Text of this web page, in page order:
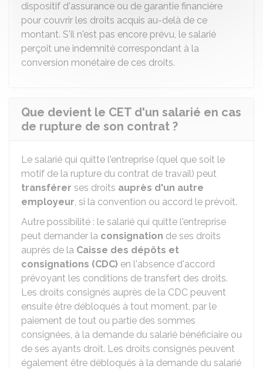
dispositif d'assurance ou de garantie financière
pour couvrir les droits acquis au-delà de ce
montant. S'il n'est pas encore prévu, le salarié
perçoit une indemnité correspondant à la
conversion monétaire de ces droits.
Que devient le CET d'un salarié en cas
de rupture de son contrat ?
Le salarié qui quitte l'entreprise (quel que soit le
motif de la rupture du contrat de travail) peut
transférer ses droits auprès d'un autre
employeur, si la convention ou accord le prévoit.
Autre possibilité : le salarié qui quitte l'entreprise
peut demander la consignation de ses droits
auprès de la Caisse des dépôts et
consignations (CDC) en l'absence d'accord
prévoyant les conditions de transfert des droits.
Les droits consignés auprès de la CDC peuvent
ensuite être débloqués à tout moment, par le
paiement de tout ou partie des sommes
consignées, à la demande du salarié bénéficiaire ou
de ses ayants droit. Les droits consignés peuvent
également être débloqués à la demande du salarié